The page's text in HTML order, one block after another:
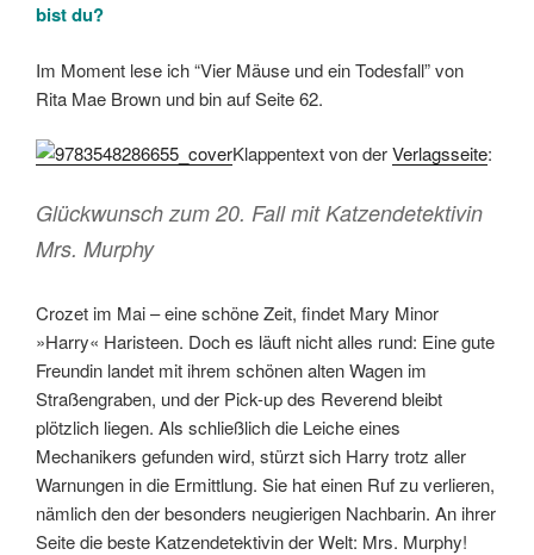
bist du?
Im Moment lese ich “Vier Mäuse und ein Todesfall” von
Rita Mae Brown und bin auf Seite 62.
Klappentext von derVerlagsseite:
Glückwunsch zum 20. Fall mit Katzendetektivin
Mrs. Murphy
Crozet im Mai – eine schöne Zeit, findet Mary Minor
»Harry« Haristeen. Doch es läuft nicht alles rund: Eine gute
Freundin landet mit ihrem schönen alten Wagen im
Straßengraben, und der Pick-up des Reverend bleibt
plötzlich liegen. Als schließlich die Leiche eines
Mechanikers gefunden wird, stürzt sich Harry trotz aller
Warnungen in die Ermittlung. Sie hat einen Ruf zu verlieren,
nämlich den der besonders neugierigen Nachbarin. An ihrer
Seite die beste Katzendetektivin der Welt: Mrs. Murphy!